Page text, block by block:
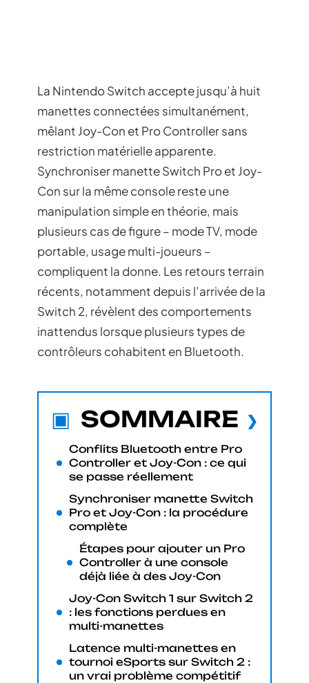
La Nintendo Switch accepte jusqu’à huit
manettes connectées simultanément,
mêlant Joy-Con et Pro Controller sans
restriction matérielle apparente.
Synchroniser manette Switch Pro et Joy-
Con sur la même console reste une
manipulation simple en théorie, mais
plusieurs cas de figure – mode TV, mode
portable, usage multi-joueurs –
compliquent la donne. Les retours terrain
récents, notamment depuis l’arrivée de la
Switch 2, révèlent des comportements
inattendus lorsque plusieurs types de
contrôleurs cohabitent en Bluetooth.
SOMMAIRE
Conflits Bluetooth entre Pro
Controller et Joy-Con : ce qui
se passe réellement
Synchroniser manette Switch
Pro et Joy-Con : la procédure
complète
Étapes pour ajouter un Pro
Controller à une console
déjà liée à des Joy-Con
Joy-Con Switch 1 sur Switch 2
: les fonctions perdues en
multi-manettes
Latence multi-manettes en
tournoi eSports sur Switch 2 :
un vrai problème compétitif